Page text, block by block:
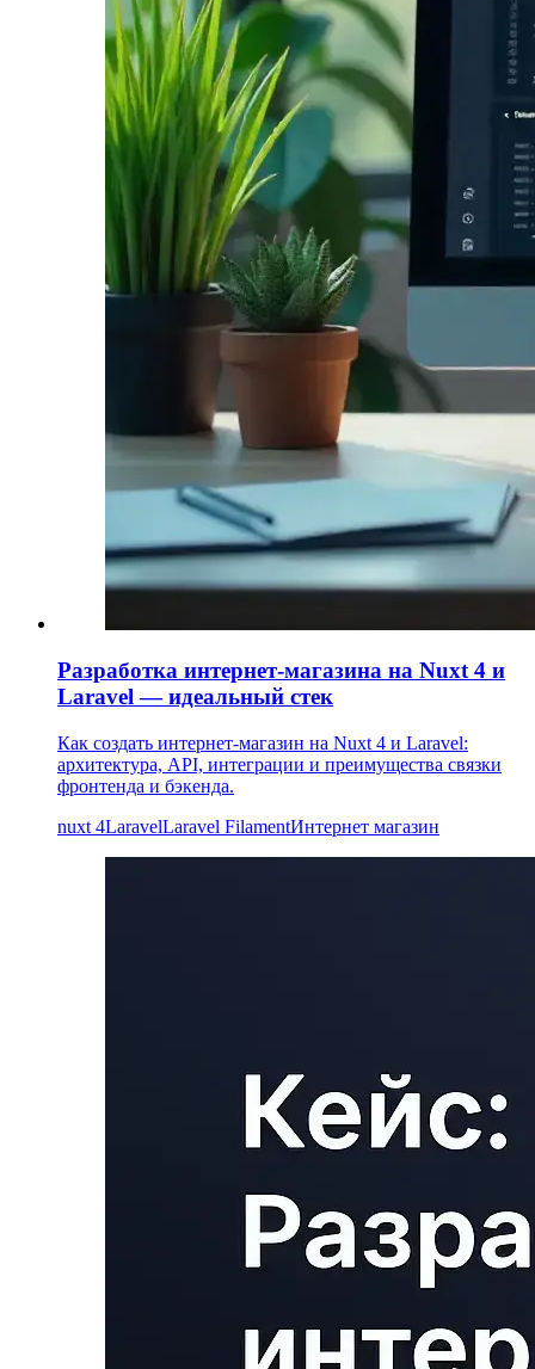
Разработка интернет-магазина на Nuxt 4 и
Laravel — идеальный стек
Как создать интернет-магазин на Nuxt 4 и Laravel:
архитектура, API, интеграции и преимущества связки
фронтенда и бэкенда.
nuxt 4LaravelLaravel FilamentИнтернет магазин